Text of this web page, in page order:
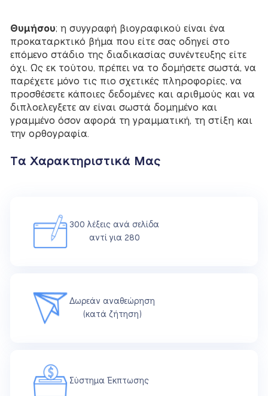
Θυμήσου; η συγγραφή βιογραφικού είναι ένα
προκαταρκτικό βήμα που είτε σας οδηγεί στο
επόμενο στάδιο της διαδικασίας συνέντευξης είτε
όχι. Ως εκ τούτου, πρέπει να το δομήσετε σωστά, να
παρέχετε μόνο τις πιο σχετικές πληροφορίες, να
προσθέσετε κάποιες δεδομένες και αριθμούς και να
διπλοελεγξετε αν είναι σωστά δομημένο και
γραμμένο όσον αφορά τη γραμματική, τη στίξη και
την ορθογραφία.
Τα Χαρακτηριστικά Μας
300 λέξεις ανά σελίδα
αντί για 280
Δωρεάν αναθεώρηση
(κατά ζήτηση)
Σύστημα Έκπτωσης